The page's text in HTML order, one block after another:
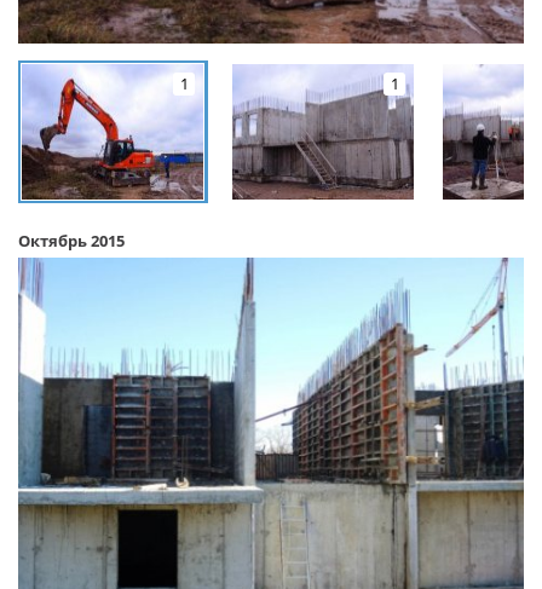
1 1
Октябрь 2015